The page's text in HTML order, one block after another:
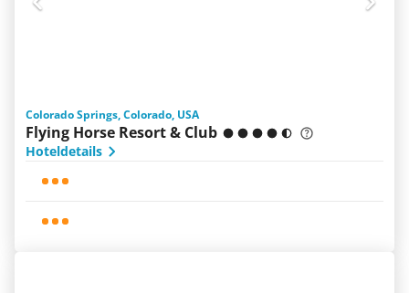
Colorado Springs, Colorado, USA
Flying Horse Resort & Club
Hoteldetails